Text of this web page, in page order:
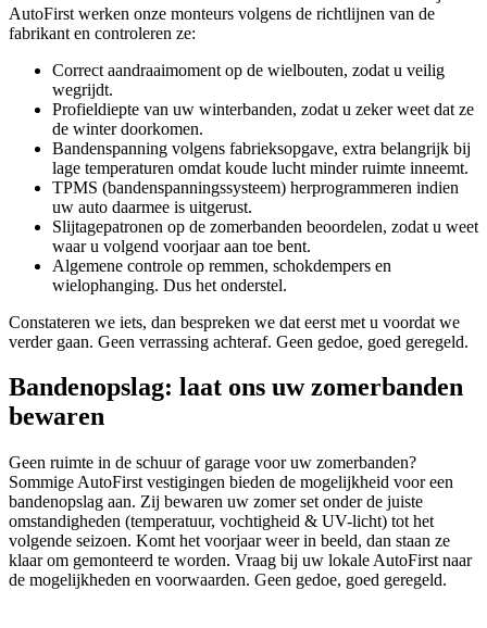
AutoFirst werken onze monteurs volgens de richtlijnen van de
fabrikant en controleren ze:
Correct aandraaimoment op de wielbouten, zodat u veilig
wegrijdt.
Profieldiepte van uw winterbanden, zodat u zeker weet dat ze
de winter doorkomen.
Bandenspanning volgens fabrieksopgave, extra belangrijk bij
lage temperaturen omdat koude lucht minder ruimte inneemt.
TPMS (bandenspanningssysteem) herprogrammeren indien
uw auto daarmee is uitgerust.
Slijtagepatronen op de zomerbanden beoordelen, zodat u weet
waar u volgend voorjaar aan toe bent.
Algemene controle op remmen, schokdempers en
wielophanging. Dus het onderstel.
Constateren we iets, dan bespreken we dat eerst met u voordat we
verder gaan. Geen verrassing achteraf. Geen gedoe, goed geregeld.
Bandenopslag: laat ons uw zomerbanden
bewaren
Geen ruimte in de schuur of garage voor uw zomerbanden?
Sommige AutoFirst vestigingen bieden de mogelijkheid voor een
bandenopslag aan. Zij bewaren uw zomer set onder de juiste
omstandigheden (temperatuur, vochtigheid & UV-licht) tot het
volgende seizoen. Komt het voorjaar weer in beeld, dan staan ze
klaar om gemonteerd te worden. Vraag bij uw lokale AutoFirst naar
de mogelijkheden en voorwaarden. Geen gedoe, goed geregeld.